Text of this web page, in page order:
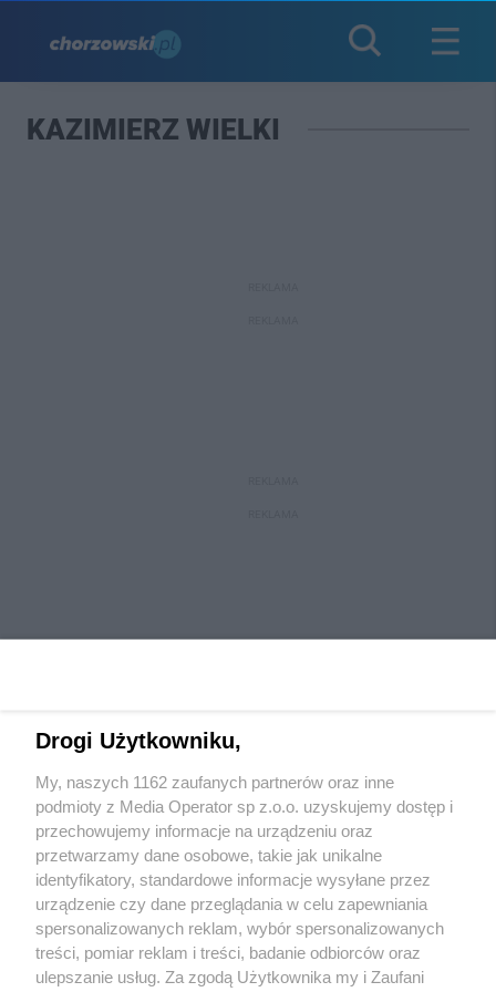
KAZIMIERZ WIELKI
Wydawca mediówlokalnych
Nie zapomnij
zapoznać się z:
polityką prywatności regulamin korzystania z portali
Twojemiasto Skontaktuj się z nami
Drogi Użytkowniku,
My, naszych 1162 zaufanych partnerów oraz inne
podmioty z Media Operator sp z.o.o. uzyskujemy dostęp i
przechowujemy informacje na urządzeniu oraz
przetwarzamy dane osobowe, takie jak unikalne
identyfikatory, standardowe informacje wysyłane przez
urządzenie czy dane przeglądania w celu zapewniania
spersonalizowanych reklam, wybór spersonalizowanych
treści, pomiar reklam i treści, badanie odbiorców oraz
ulepszanie usług. Za zgodą Użytkownika my i Zaufani